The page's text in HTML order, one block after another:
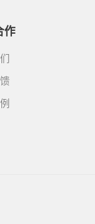
作